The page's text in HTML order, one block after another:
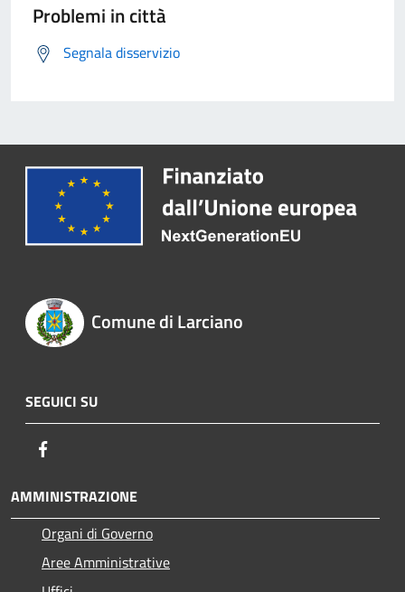
Problemi in città
Segnala disservizio
Comune di Larciano
SEGUICI SU
AMMINISTRAZIONE
Organi di Governo
Aree Amministrative